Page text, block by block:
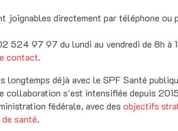
joignables directement par téléphone
524 97 97 du lundi au vendredi de 8h à
contact.
longtemps déjà avec le SPF Santé
collaboration s'est intensifiée depuis
fédérale, avec des objectifs
santé.